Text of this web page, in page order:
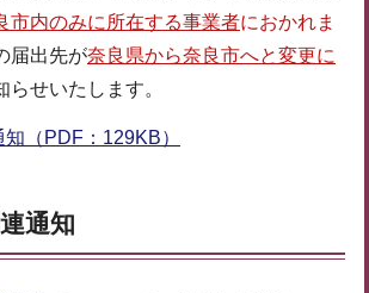
市内のみに所在する事業者におかれま
届出先が奈良県から奈良市へと変更に
らせいたします。
（PDF：129KB）
通知